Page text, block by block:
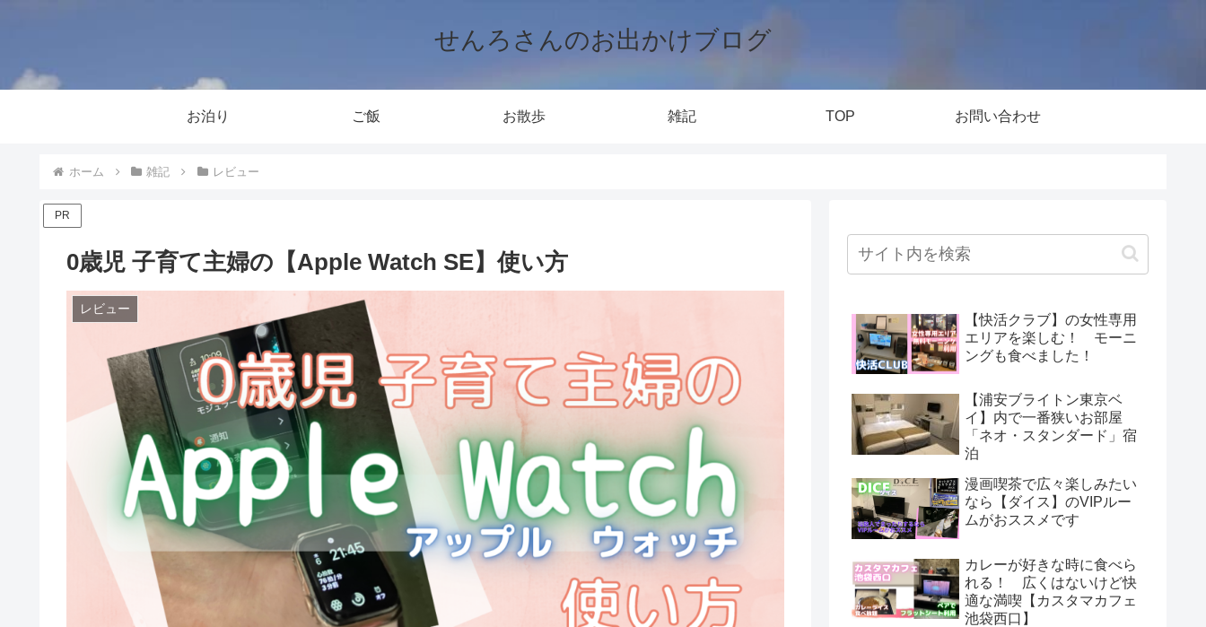
せんろさんのお出かけブログ
お泊り ご飯 お散歩 雑記 TOP お問い合わせ
ホーム 雑記 レビュー
PR
0歳児 子育て主婦の【Apple Watch SE】使い方
レビュー
【快活クラブ】の女性専用
エリアを楽しむ！ モーニ
ングも食べました！
【浦安ブライトン東京ベ
イ】内で一番狭いお部屋
「ネオ・スタンダード」宿
泊
漫画喫茶で広々楽しみたい
なら【ダイス】のVIPルー
ムがおススメです
カレーが好きな時に食べら
れる！ 広くはないけど快
適な満喫【カスタマカフェ
池袋西口】